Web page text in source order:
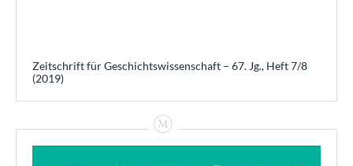
Zeitschrift für Geschichtswissenschaft – 67. Jg., Heft 7/8
(2019)